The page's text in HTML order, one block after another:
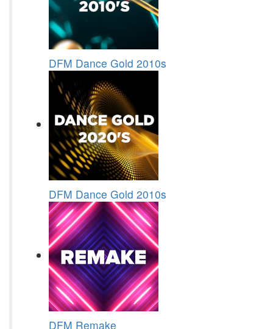
DFM Dance Gold 2010s
DFM Dance Gold 2010s
DFM Remake